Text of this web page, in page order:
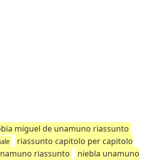
miguel de unamuno riassunto
riassunto capitolo per capitolo
riassunto
niebla unamuno